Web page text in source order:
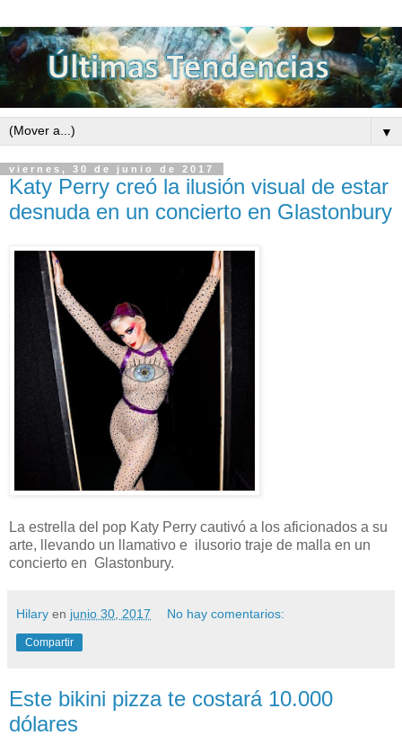
▼
viernes, 30 de junio de 2017
Katy Perry creó la ilusión visual de estar
desnuda en un concierto en Glastonbury
La estrella del pop Katy Perry cautivó a los aficionados a su
arte, llevando un llamativo e ilusorio traje de malla en un
concierto en Glastonbury.
Hilary en junio 30, 2017 No hay comentarios:
Compartir
Este bikini pizza te costará 10.000
dólares